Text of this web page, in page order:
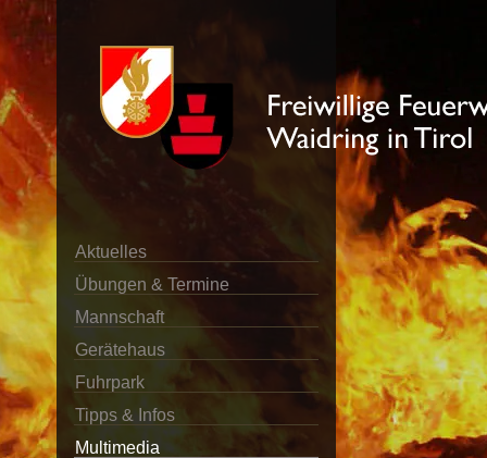
Aktuelles
Übungen & Termine
Mannschaft
Gerätehaus
Fuhrpark
Tipps & Infos
Multimedia